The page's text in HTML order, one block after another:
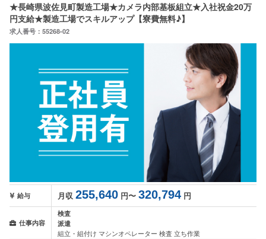
★長崎県波佐見町製造工場★カメラ内部基板組立★入社祝金20万
円支給★製造工場でスキルアップ【寮費無料♪】
求人番号：55268-02
給与 月収 255,640 円〜 320,794 円
仕事内容
検査
派遣
組立・組付け マシンオペレーター 検査 立ち作業